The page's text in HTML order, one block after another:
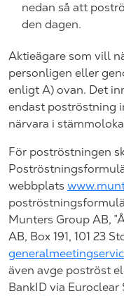
nedan så att
den dagen.
Aktieägare som vill
personligen eller
enligt A) ovan. Det
endast poströstning
närvara i
För poströstningen
webbplats
Munters Group AB, ”
AB, Box 191, 101 23
även avge poströst
BankID via Euroclear